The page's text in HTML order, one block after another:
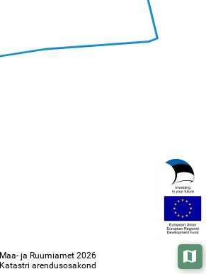
Maa- ja Ruumiamet 2026
Katastri arendusosakond